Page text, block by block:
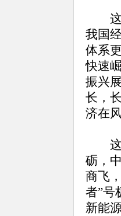
这一
我国
体系
快速
振兴
长，
济在
这一
砺，
商飞
者”号
新能